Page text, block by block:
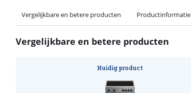
Vergelijkbare en betere producten Productinformatie
Vergelijkbare en betere producten
Huidig product